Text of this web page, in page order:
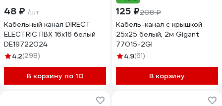
48 ₽ /шт
Кабельный канал DIRECT
ELECTRIC ПВХ 16x16 белый
DE19722024
4.2(298)
В корзину по 10
125 ₽208 ₽
Кабель-канал с крышкой
25x25 белый, 2м Gigant
77015-2GI
4.9(61)
В корзину